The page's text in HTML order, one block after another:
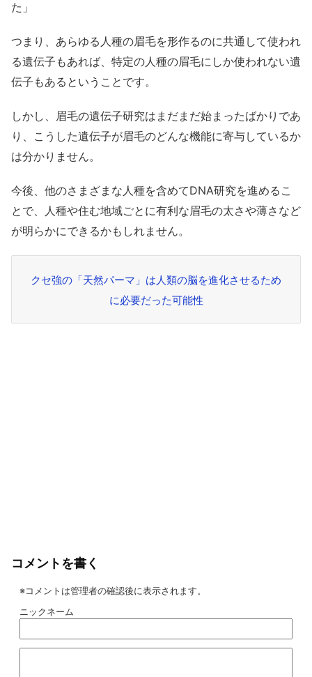
た」
つまり、あらゆる人種の眉毛を形作るのに共通して使われ
る遺伝子もあれば、特定の人種の眉毛にしか使われない遺
伝子もあるということです。
しかし、眉毛の遺伝子研究はまだまだ始まったばかりであ
り、こうした遺伝子が眉毛のどんな機能に寄与しているか
は分かりません。
今後、他のさまざまな人種を含めてDNA研究を進めるこ
とで、人種や住む地域ごとに有利な眉毛の太さや薄さなど
が明らかにできるかもしれません。
クセ強の「天然パーマ」は人類の脳を進化させるため
に必要だった可能性
コメントを書く
※コメントは管理者の確認後に表示されます。
ニックネーム